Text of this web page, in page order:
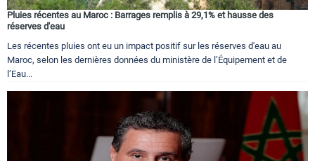
Pluies récentes au Maroc : Barrages remplis à 29,1% et hausse des
réserves d'eau
Les récentes pluies ont eu un impact positif sur les réserves d'eau au
Maroc, selon les dernières données du ministère de l’Équipement et de
l’Eau...